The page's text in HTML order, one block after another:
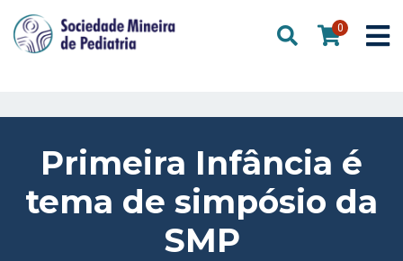
0
Primeira Infância é
tema de simpósio da
SMP